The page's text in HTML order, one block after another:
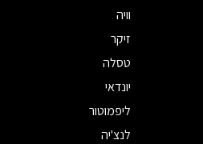
וויה
זיקר
טסלה
יונדאי
ליפמוטור
לנצ'יה